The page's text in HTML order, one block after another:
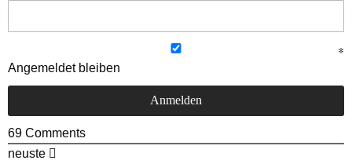
Angemeldet bleiben
69 Comments
neuste